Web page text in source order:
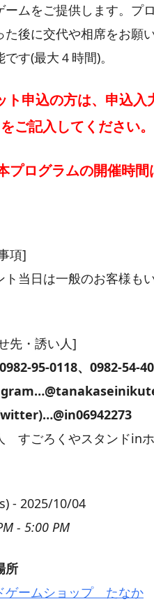
ームをご提供します。プ
た後に交代や相席をお願
です(最大４時間)。
ト申込の方は、申込
ご記入してください。
プログラムの開催時間
項]
ト当日は一般のお客様も
先・誘い人]
95-0118、0982-54-
すごろくやスタンドin
- 2025/10/04
- 5:00 PM
所
ゲームショップ たなか